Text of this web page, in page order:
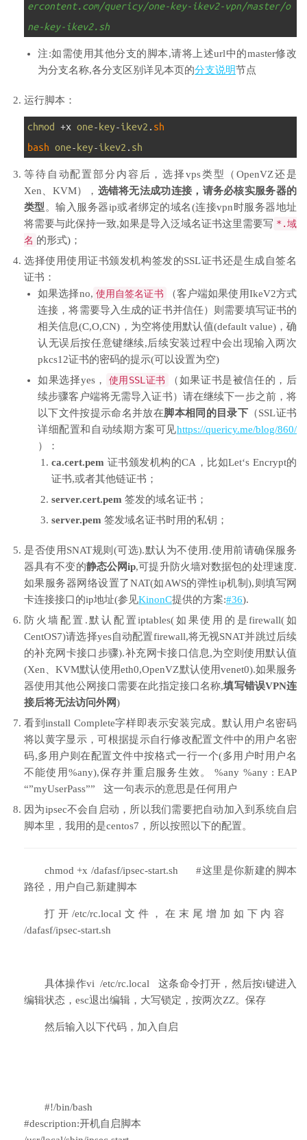
ercontent.com/quericy/one-key-ikev2-vpn/master/o
ne-key-ikev2.sh
注:如需使用其他分支的脚本,请将上述url中的master修改
为分支名称,各分支区别详见本页的分支说明节点
运行脚本：
chmod +x one- key-ikev2 . sh
bash one- key-ikev2 . sh
等待自动配置部分内容后，选择vps类型（OpenVZ还是
Xen、KVM）， 选错将无法成功连接，请务必核实服务器的
类型 。输入服务器ip或者绑定的域名(连接vpn时服务器地址
将需要与此保持一致,如果是导入泛域名证书这里需要写 *.域
名 的形式)；
选择使用使用证书颁发机构签发的SSL证书还是生成自签名
证书：
如果选择no, 使用自签名证书
（客户端如果使用IkeV2方式
连接，将需要导入生成的证书并信任）则需要填写证书的
相关信息(C,O,CN)，为空将使用默认值(default value)，确
认无误后按任意键继续,后续安装过程中会出现输入两次
pkcs12证书的密码的提示(可以设置为空)
如果选择yes，
使用 SSL 证书
（如果证书是被信任的，后
续步骤客户端将无需导入证书）请在继续下一步之前，将
以下文件按提示命名并放在脚本相同的目录下（SSL证书
详细配置和自动续期方案可见https://quericy.me/blog/860/
）：
ca.cert.pem 证书颁发机构的CA，比如Let‘s Encrypt的
证书,或者其他链证书；
server.cert.pem 签发的域名证书；
server.pem 签发域名证书时用的私钥；
是否使用SNAT规则(可选).默认为不使用.使用前请确保服务
器具有不变的静态公网ip,可提升防火墙对数据包的处理速度.
如果服务器网络设置了NAT(如AWS的弹性ip机制),则填写网
卡连接接口的ip地址(参见KinonC提供的方案:#36).
防火墙配置.默认配置iptables(如果使用的是firewall(如
CentOS7)请选择yes自动配置firewall,将无视SNAT并跳过后续
的补充网卡接口步骤).补充网卡接口信息,为空则使用默认值
(Xen、KVM默认使用eth0,OpenVZ默认使用venet0).如果服务
器使用其他公网接口需要在此指定接口名称,填写错误VPN连
接后将无法访问外网)
看到install Complete字样即表示安装完成。默认用户名密码
将以黄字显示，可根据提示自行修改配置文件中的用户名密
码,多用户则在配置文件中按格式一行一个(多用户时用户名
不能使用%any),保存并重启服务生效。 %any %any : EAP
“”myUserPass”” 这一句表示的意思是任何用户
因为ipsec不会自启动，所以我们需要把自动加入到系统自启
脚本里，我用的是centos7，所以按照以下的配置。
chmod +x /dafasf/ipsec-start.sh #这里是你新建的脚本
路径，用户自己新建脚本
打开/etc/rc.local文件，在末尾增加如下内容
/dafasf/ipsec-start.sh
具体操作vi /etc/rc.local 这条命令打开，然后按i键进入
编辑状态，esc退出编辑，大写锁定，按两次ZZ。保存
然后输入以下代码，加入自启
#!/bin/bash
#description:开机自启脚本